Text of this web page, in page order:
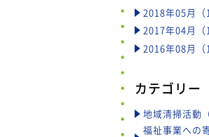
2018年05月（1
2017年04月（1
2016年08月（1
カテゴリー
地域清掃活動
福祉事業への